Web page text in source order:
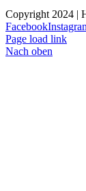
Copyright 2024 |
Facebook
Page load link
Nach oben